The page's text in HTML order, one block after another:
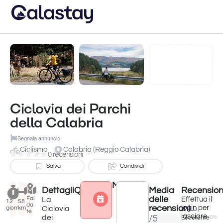
Ciclovia dei Parchi
della Calabria
Segnala annuncio
Ciclismo Calabria (Reggio Calabria)
0 recensioni
Salva Condividi
12
giorni
58
km
Fai
da
te
Dettagli
La
Ciclovia
dei
Quando?
Attività terminata
Meteo
Media
delle
recensioni
/5 Eccellente0%
Effettua il
login per
lasciare